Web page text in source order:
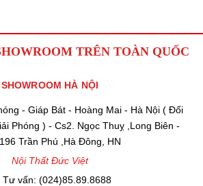
TRÊN TOÀN QUỐC
SHOWROOM HÀ NỘI
- Giáp Bát - Hoàng Mai - Hà Nội ( Đối
Phóng ) - Cs2. Ngọc Thuỵ ,Long Biên -
Trần Phú ,Hà Đông, HN
Nội Thất Đức Việt
Tư vấn: (024)85.89.8688